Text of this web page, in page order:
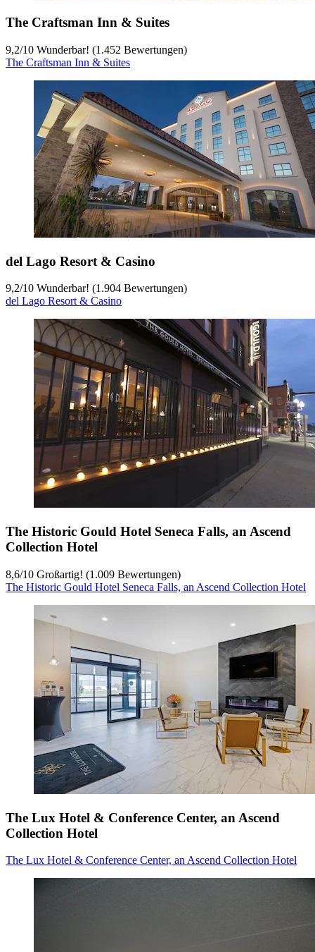
The Craftsman Inn & Suites
9,2/10 Wunderbar! (1.452 Bewertungen)
The Craftsman Inn & Suites
del Lago Resort & Casino
9,2/10 Wunderbar! (1.904 Bewertungen)
del Lago Resort & Casino
The Historic Gould Hotel Seneca Falls, an Ascend
Collection Hotel
8,6/10 Großartig! (1.009 Bewertungen)
The Historic Gould Hotel Seneca Falls, an Ascend Collection Hotel
The Lux Hotel & Conference Center, an Ascend
Collection Hotel
The Lux Hotel & Conference Center, an Ascend Collection Hotel